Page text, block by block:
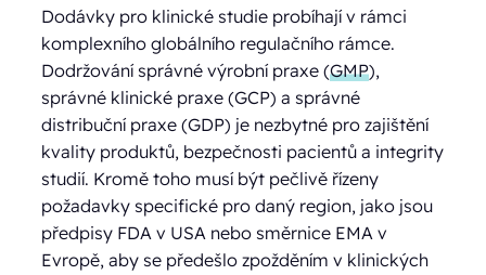
Dodávky pro klinické studie probíhají v rámci
komplexního globálního regulačního rámce.
Dodržování správné výrobní praxe (GMP),
správné klinické praxe (GCP) a správné
distribuční praxe (GDP) je nezbytné pro zajištění
kvality produktů, bezpečnosti pacientů a integrity
studií. Kromě toho musí být pečlivě řízeny
požadavky specifické pro daný region, jako jsou
předpisy FDA v USA nebo směrnice EMA v
Evropě, aby se předešlo zpožděním v klinických